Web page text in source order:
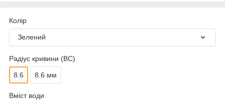
Колір
Зелений
Радіус кривини (BC)
8.6 8.6 мм
Вміст води